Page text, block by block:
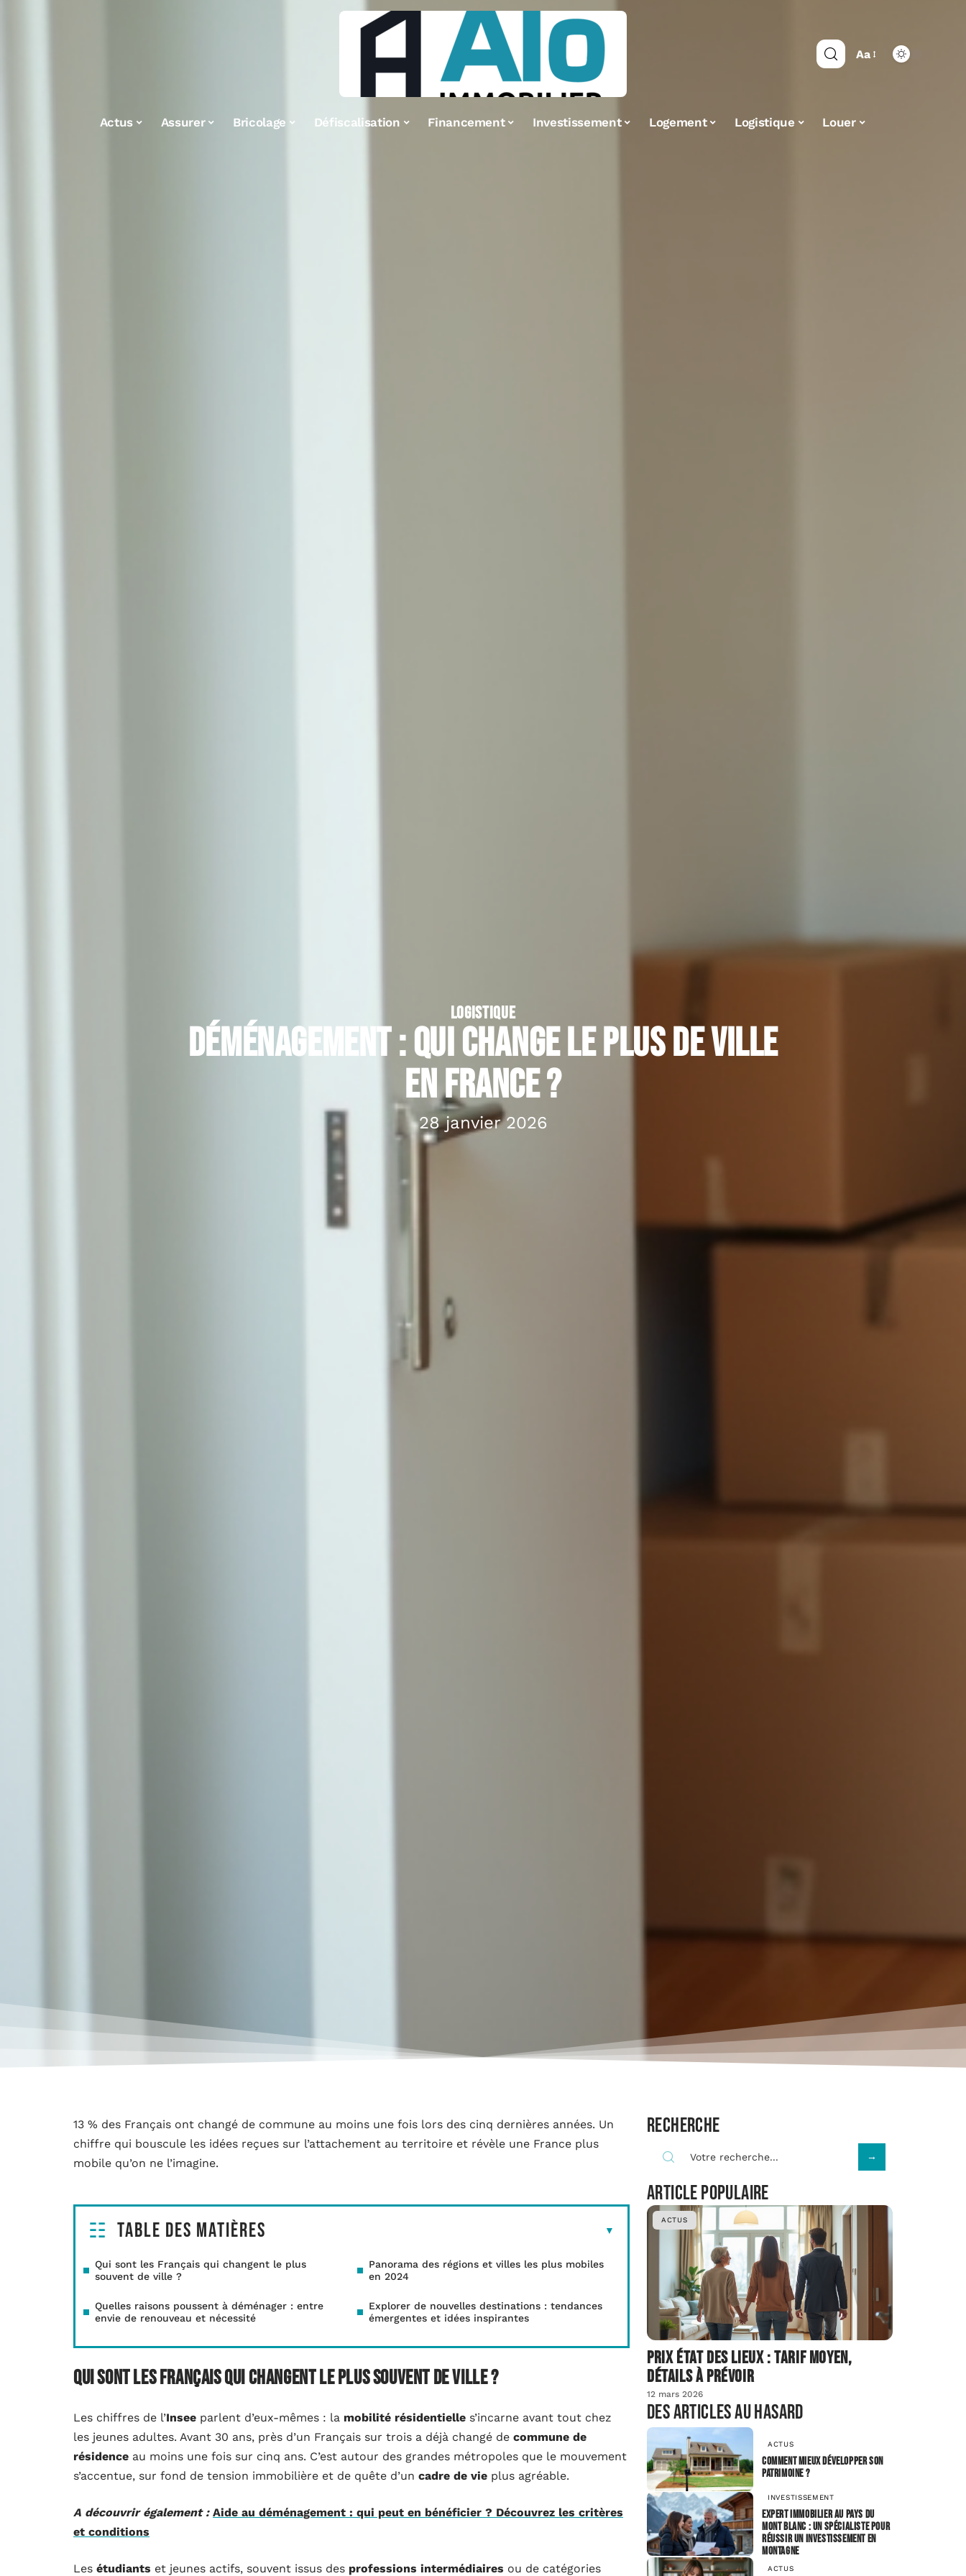
Aa
Actus Assurer Bricolage Défiscalisation Financement Investissement Logement Logistique Louer
LOGISTIQUE
Déménagement : qui change le plus de ville
en France ?
28 janvier 2026
13 % des Français ont changé de commune au moins une fois lors des cinq dernières années. Un
chiffre qui bouscule les idées reçues sur l’attachement au territoire et révèle une France plus
mobile qu’on ne l’imagine.
Table des matières
Qui sont les Français qui changent le plus
souvent de ville ?
Panorama des régions et villes les plus mobiles
en 2024
Quelles raisons poussent à déménager : entre
envie de renouveau et nécessité
Explorer de nouvelles destinations : tendances
émergentes et idées inspirantes
Qui sont les Français qui changent le plus souvent de ville ?
Les chiffres de l’Insee parlent d’eux-mêmes : la mobilité résidentielle s’incarne avant tout chez
les jeunes adultes. Avant 30 ans, près d’un Français sur trois a déjà changé de commune de
résidence au moins une fois sur cinq ans. C’est autour des grandes métropoles que le mouvement
s’accentue, sur fond de tension immobilière et de quête d’un cadre de vie plus agréable.
A découvrir également : Aide au déménagement : qui peut en bénéficier ? Découvrez les critères
et conditions
Les étudiants et jeunes actifs, souvent issus des professions intermédiaires ou de catégories
Recherche
Article populaire
ACTUS
Prix état des lieux : tarif moyen,
détails à prévoir
12 mars 2026
Des articles au hasard
ACTUS
Comment mieux développer son
patrimoine ?
INVESTISSEMENT
Expert immobilier au Pays du
Mont Blanc : un spécialiste pour
réussir un investissement en
montagne
ACTUS